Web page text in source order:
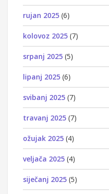
rujan 2025 (6)
kolovoz 2025 (7)
srpanj 2025 (5)
lipanj 2025 (6)
svibanj 2025 (7)
travanj 2025 (7)
ožujak 2025 (4)
veljača 2025 (4)
siječanj 2025 (5)